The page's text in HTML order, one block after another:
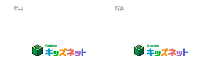
辞典 辞典